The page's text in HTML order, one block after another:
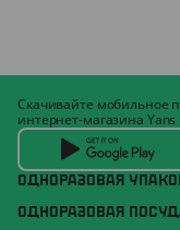
ОДНОРАЗОВАЯ
ОДНОРАЗОВАЯ
Скачивайте мобильное
интернет-магазина Yans